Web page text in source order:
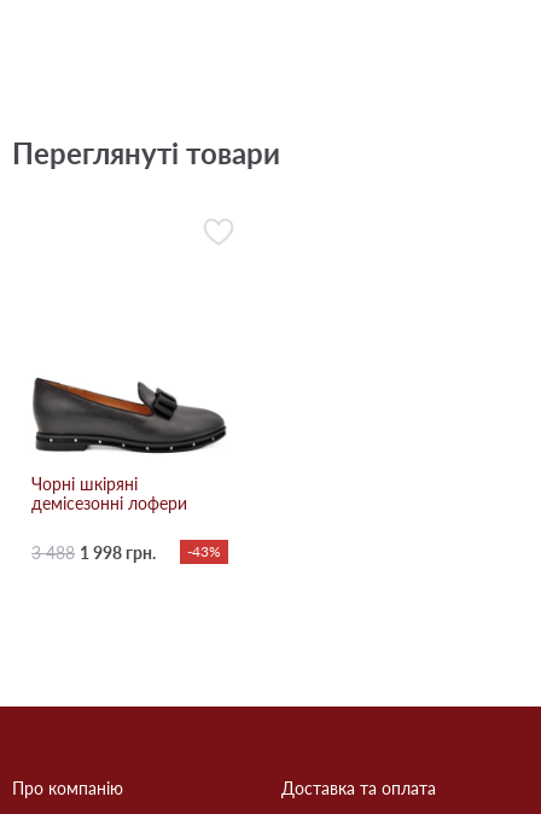
Переглянуті товари
Чорні шкіряні
демісезонні лофери
3 488 1 998 грн. -43%
Про компанію
Доставка та оплата